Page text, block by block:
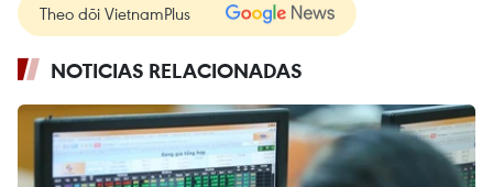
Theo dõi VietnamPlus
NOTICIAS RELACIONADAS